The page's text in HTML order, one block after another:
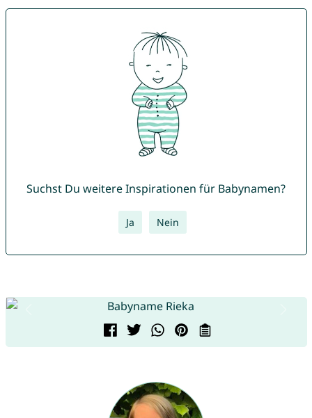
Suchst Du weitere Inspirationen für Babynamen?
Ja Nein